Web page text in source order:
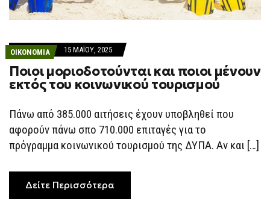
ΟΙΚΟΝΟΜΙΑ 15 ΜΑΪ́ΟΥ, 2025
Ποιοι μοριοδοτούνται και ποιοι μένουν
εκτός του κοινωνικού τουρισμού
Πάνω από 385.000 αιτήσεις έχουν υποβληθεί που
αφορούν πάνω σπο 710.000 επιταγές για το
πρόγραμμα κοινωνικού τουρισμού της ΔΥΠΑ. Αν και […]
Δείτε Περισσότερα